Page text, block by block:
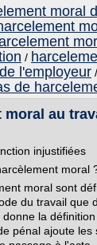
moral
/
l'employeur /
de
moral au
injustifiées
moral
moral sont
du travail que
la
pénal ajoute les